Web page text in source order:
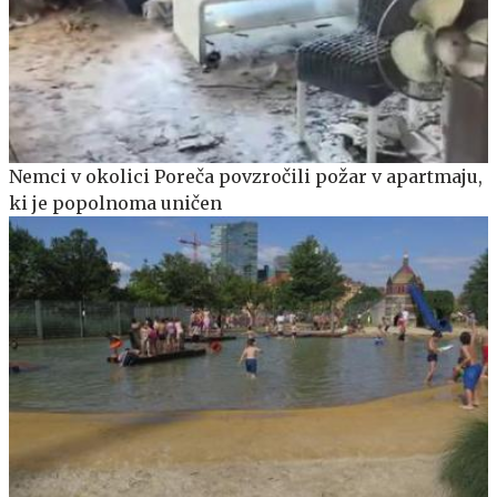
Nemci v okolici Poreča povzročili požar v apartmaju,
ki je popolnoma uničen